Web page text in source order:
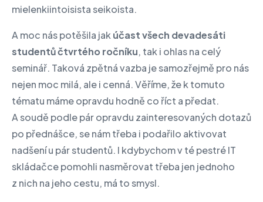
mielenkiintoisista seikoista.
A moc nás potěšila jakúčast všech devadesáti
studentů čtvrtého ročníku, tak i ohlas na celý
seminář. Taková zpětná vazba je samozřejmě pro nás
nejen moc milá, ale i cenná. Věříme, že k tomuto
tématu máme opravdu hodně co říct a předat.
A soudě podle pár opravdu zainteresovaných dotazů
po přednášce, se nám třeba i podařilo aktivovat
nadšení u pár studentů. I kdybychom v té pestré IT
skládačce pomohli nasměrovat třeba jen jednoho
z nich na jeho cestu, má to smysl.